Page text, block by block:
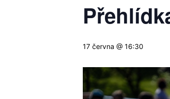
17 června @ 16:30